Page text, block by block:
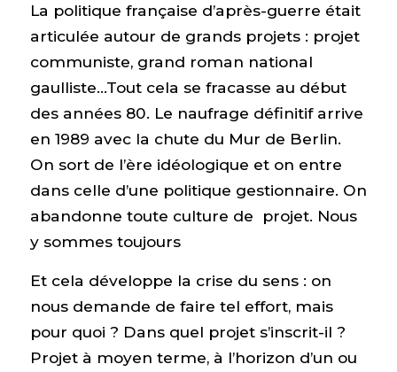
La politique française d’après-guerre était
articulée autour de grands projets : projet
communiste, grand roman national
gaulliste…Tout cela se fracasse au début
des années 80. Le naufrage définitif arrive
en 1989 avec la chute du Mur de Berlin.
On sort de l’ère idéologique et on entre
dans celle d’une politique gestionnaire. On
abandonne toute culture de projet. Nous
y sommes toujours
Et cela développe la crise du sens : on
nous demande de faire tel effort, mais
pour quoi ? Dans quel projet s’inscrit-il ?
Projet à moyen terme, à l’horizon d’un ou